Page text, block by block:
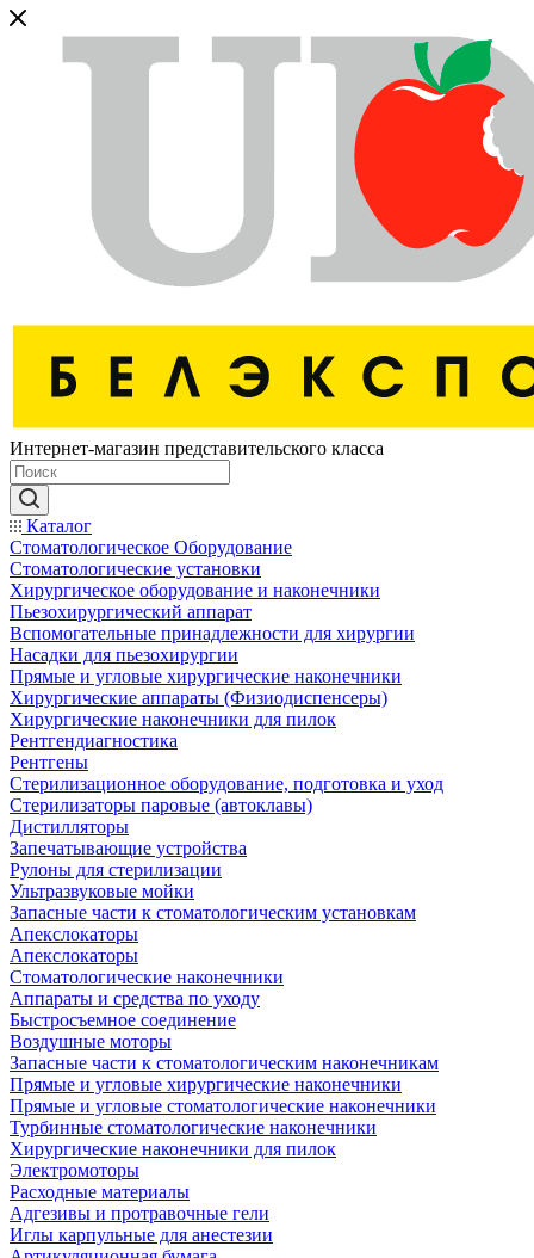
Интернет-магазин представительского класса
Каталог
Стоматологическое Оборудование
Стоматологические установки
Хирургическое оборудование и наконечники
Пьезохирургический аппарат
Вспомогательные принадлежности для хирургии
Насадки для пьезохирургии
Прямые и угловые хирургические наконечники
Хирургические аппараты (Физиодиспенсеры)
Хирургические наконечники для пилок
Рентгендиагностика
Рентгены
Стерилизационное оборудование, подготовка и уход
Стерилизаторы паровые (автоклавы)
Дистилляторы
Запечатывающие устройства
Рулоны для стерилизации
Ультразвуковые мойки
Запасные части к стоматологическим установкам
Апекслокаторы
Апекслокаторы
Стоматологические наконечники
Аппараты и средства по уходу
Быстросъемное соединение
Воздушные моторы
Запасные части к стоматологическим наконечникам
Прямые и угловые хирургические наконечники
Прямые и угловые стоматологические наконечники
Турбинные стоматологические наконечники
Хирургические наконечники для пилок
Электромоторы
Расходные материалы
Адгезивы и протравочные гели
Иглы карпульные для анестезии